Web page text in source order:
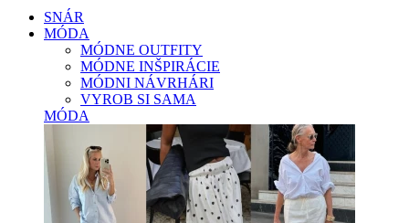
SNÁR
MÓDA
MÓDNE OUTFITY
MÓDNE INŠPIRÁCIE
MÓDNI NÁVRHÁRI
VYROB SI SAMA
MÓDA